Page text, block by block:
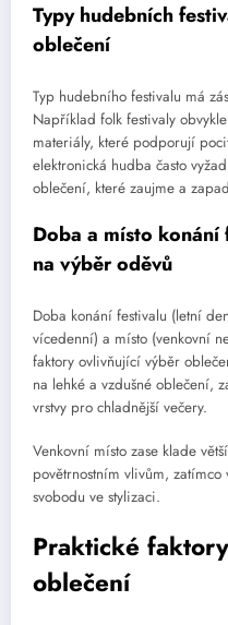
Typy hudebních
oblečení
Typ hudebního festivalu má
Například folk festivaly
materiály, které podporují
elektronická hudba často
oblečení, které zaujme a
Doba a místo
na výběr oděvů
Doba konání festivalu (letní
vícedenní) a místo (venkovní
faktory ovlivňující výběr
na lehké a vzdušné oblečení,
vrstvy pro chladnější večery.
Venkovní místo zase klade
povětrnostním vlivům,
svobodu ve stylizaci.
Praktické
oblečení